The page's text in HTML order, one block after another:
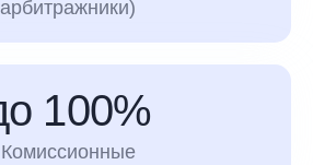
арбитражники)
100%
Комиссионные